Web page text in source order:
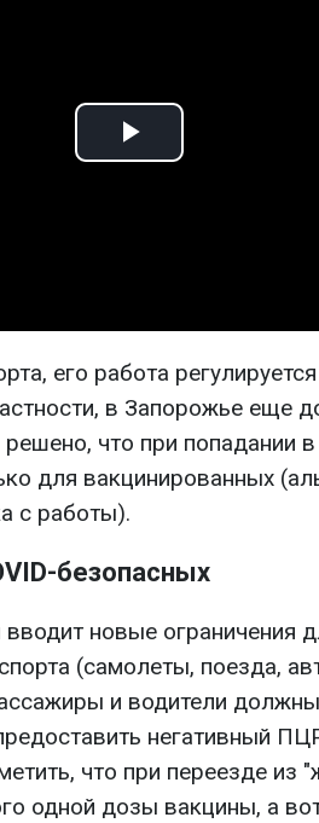
Play
его работа
в Запорожье еще
что при попадании
для вакцинированных
с работы).
безопасных
новые ограничения
(самолеты, поезда,
и водители
негативный
что при переезде из
одной дозы вакцины, а